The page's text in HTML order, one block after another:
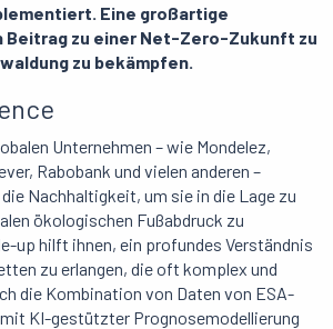
Eine großartige
Beitrag zu einer Net-Zero-Zukunft zu
zu bekämpfen.
Unternehmen – wie Mondelez,
Rabobank und vielen anderen –
Nachhaltigkeit, um sie in die Lage zu
ökologischen Fußabdruck zu
up hilft ihnen, ein profundes Verständnis
zu erlangen, die oft komplex und
die Kombination von Daten von ESA-
KI-gestützter Prognosemodellierung